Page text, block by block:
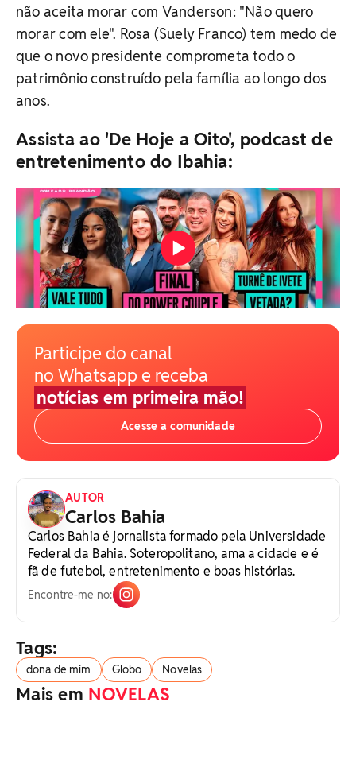
não aceita morar com Vanderson: "Não quero
morar com ele". Rosa (Suely Franco) tem medo de
que o novo presidente comprometa todo o
patrimônio construído pela família ao longo dos
anos.
Assista ao 'De Hoje a Oito', podcast de
entretenimento do Ibahia:
Participe do canal
no Whatsapp e receba
notícias em primeira mão!
Acesse a comunidade
AUTOR
Carlos Bahia
Carlos Bahia é jornalista formado pela Universidade
Federal da Bahia. Soteropolitano, ama a cidade e é
fã de futebol, entretenimento e boas histórias.
Encontre-me no:
Tags:
dona de mim Globo Novelas
Mais em NOVELAS